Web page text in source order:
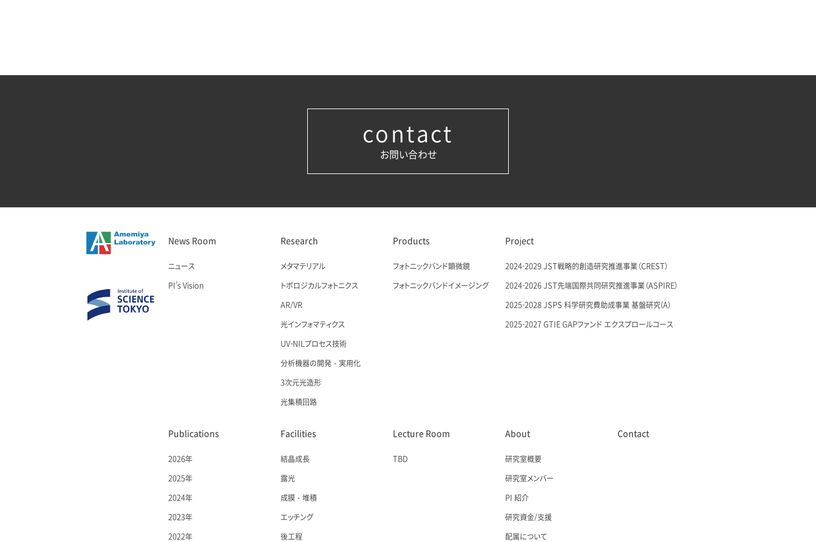
contact
お問い合わせ
News Room
ニュース
PI’s Vision
Research
メタマテリアル
トポロジカルフォトニクス
AR/VR
光インフォマティクス
UV-NILプロセス技術
分析機器の開発・実用化
3次元光造形
光集積回路
Products
フォトニックバンド顕微鏡
フォトニックバンドイメージング
Project
2024-2029 JST戦略的創造研究推進事業（CREST）
2024-2026 JST先端国際共同研究推進事業（ASPIRE）
2025-2028 JSPS 科学研究費助成事業 基盤研究(A)
2025-2027 GTIE GAPファンド エクスプロールコース
Publications
2026年
2025年
2024年
2023年
2022年
Facilities
結晶成長
露光
成膜・堆積
エッチング
後工程
Lecture Room
TBD
About
研究室概要
研究室メンバー
PI 紹介
研究資金/支援
配属について
Contact